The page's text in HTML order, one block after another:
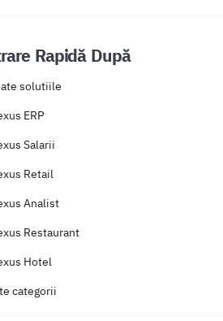
Rapidă După
solutiile
ERP
Salarii
Retail
Analist
Restaurant
Hotel
categorii